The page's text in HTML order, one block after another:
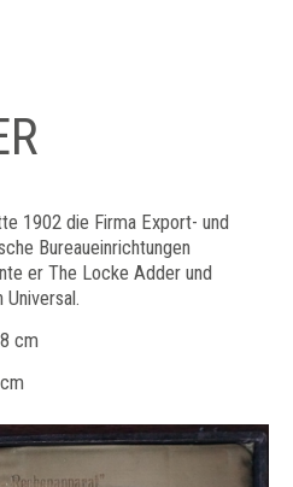
1902 die Firma Export- und
Bureaueinrichtungen
er The Locke Adder und
cm